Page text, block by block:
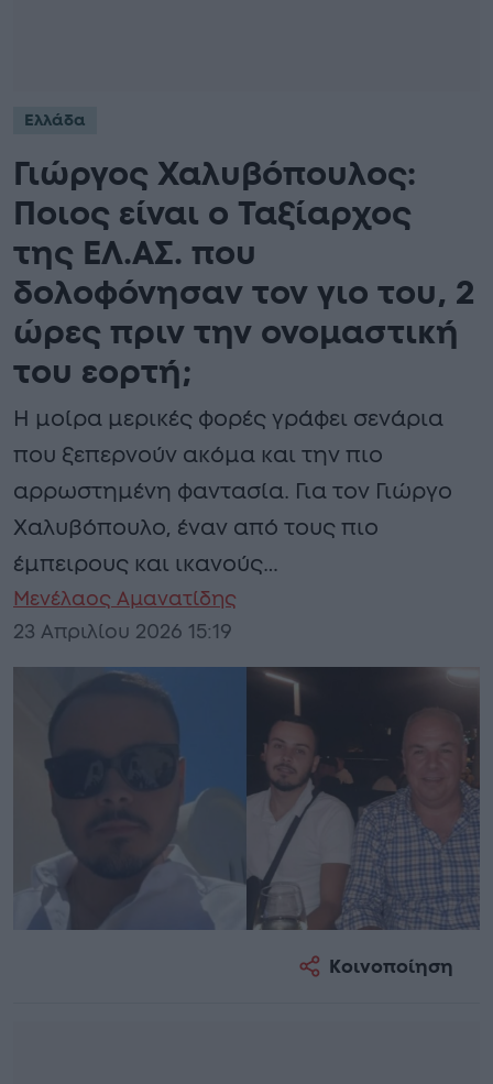
Ελλάδα
Γιώργος Χαλυβόπουλος:
Ποιος είναι ο Ταξίαρχος
της ΕΛ.ΑΣ. που
δολοφόνησαν τον γιο του, 2
ώρες πριν την ονομαστική
του εορτή;
Η μοίρα μερικές φορές γράφει σενάρια
που ξεπερνούν ακόμα και την πιο
αρρωστημένη φαντασία. Για τον Γιώργο
Χαλυβόπουλο, έναν από τους πιο
έμπειρους και ικανούς…
Μενέλαος Αμανατίδης
23 Απριλίου 2026 15:19
Κοινοποίηση